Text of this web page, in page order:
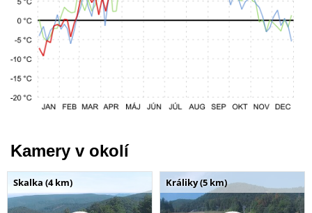
Kamery v okolí
Skalka (4 km) Králiky (5 km)